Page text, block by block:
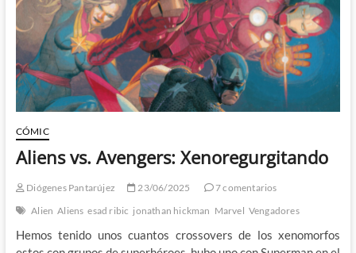
CÓMIC
Aliens vs. Avengers: Xenoregurgitando
Diógenes Pantarújez 23/06/2025
7 comentarios
Alien Aliens esad ribic jonathan hickman Marvel Vengadores
Hemos tenido unos cuantos crossovers de los xenomorfos